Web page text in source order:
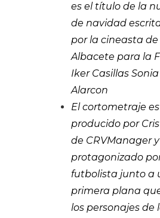
es el título de la
de navidad
por la cineasta de
Albacete para la
Iker Casillas
Alarcon
El cortometraje
producido por
de CRVManager y
protagonizado
futbolista junto a
primera plana
los personajes de